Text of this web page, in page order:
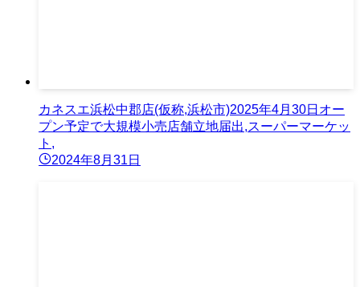
カネスエ浜松中郡店(仮称,浜松市)2025年4月30日オー
プン予定で大規模小売店舗立地届出,スーパーマーケッ
ト,
2024年8月31日